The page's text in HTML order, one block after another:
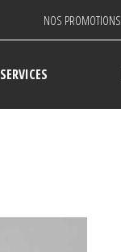
NOS PROMOTIONS
SERVICES